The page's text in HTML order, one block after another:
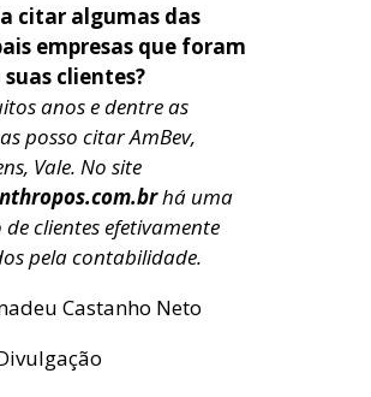
citar algumas das
empresas que foram
suas clientes?
anos e dentre as
posso citar AmBev,
Vale. No site
há uma
clientes efetivamente
pela contabilidade.
Castanho Neto